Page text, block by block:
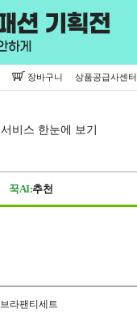
장바구니 상품공급사센터
서비스 한눈에 보기
꾹AI:추천
브라팬티세트